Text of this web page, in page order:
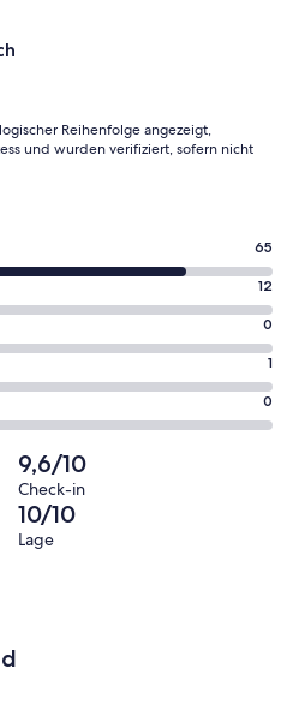
Reihenfolge angezeigt,
und wurden verifiziert, sofern nicht
65
12
0
1
0
9,6/10
Check-in
10/10
Lage